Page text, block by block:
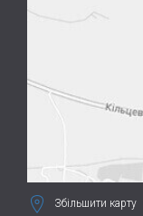
Збільшити карту